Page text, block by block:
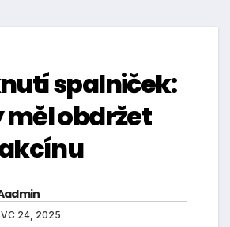
spalniček:
měl obdržet
24, 2025